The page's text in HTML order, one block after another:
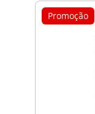
Promoção